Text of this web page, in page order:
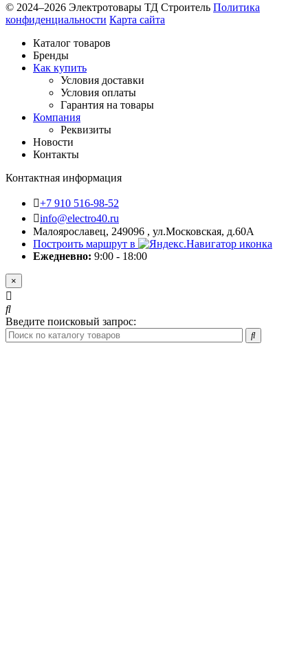
© 2024–2026 Электротовары ТД Строитель Политика
конфиденциальности Карта сайта
Каталог товаров
Бренды
Как купить
Условия доставки
Условия оплаты
Гарантия на товары
Компания
Реквизиты
Новости
Контакты
Контактная информация
+7 910 516-98-52
info@electro40.ru
Малоярославец, 249096 , ул.Московская, д.60А
Построить маршрут в
Ежедневно: 9:00 - 18:00
×
Введите поисковый запрос: